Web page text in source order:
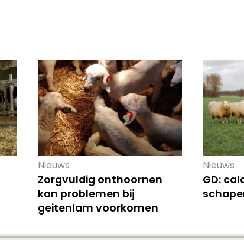
Nieuws
Zorgvuldig onthoornen
kan problemen bij
geitenlam voorkomen
Nieuws
GD: